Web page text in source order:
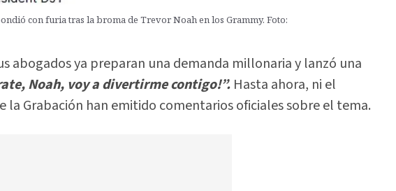
con furia tras la broma de Trevor Noah en los Grammy. Foto:
abogados ya preparan una demanda millonaria y lanzó una
Noah, voy a divertirme contigo!”. Hasta ahora, ni el
la Grabación han emitido comentarios oficiales sobre el tema.